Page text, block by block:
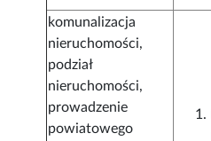
komunalizacja
nieruchomości,
podział
nieruchomości,
prowadzenie
powiatowego